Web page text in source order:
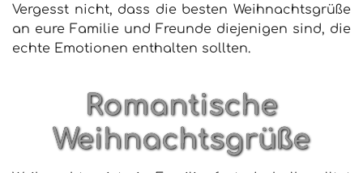
Vergesst nicht, dass die besten Weihnachtsgrüße
an eure Familie und Freunde diejenigen sind, die
echte Emotionen enthalten sollten.
Romantische
Weihnachtsgrüße